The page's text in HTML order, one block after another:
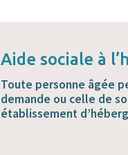
Aide sociale à
Toute personne âgée
demande ou celle de
établissement